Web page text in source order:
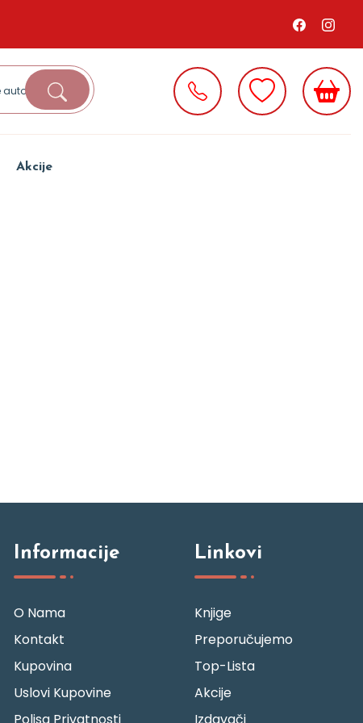
Akcije
Informacije
O Nama
Kontakt
Kupovina
Uslovi Kupovine
Linkovi
Knjige
Preporučujemo
Top-Lista
Akcije